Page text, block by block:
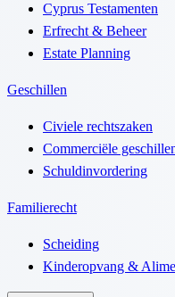
Cyprus Testamenten
Erfrecht & Beheer
Estate Planning
Geschillen
Civiele rechtszaken
Commerciële
Schuldinvordering
Familierecht
Scheiding
Kinderopvang &